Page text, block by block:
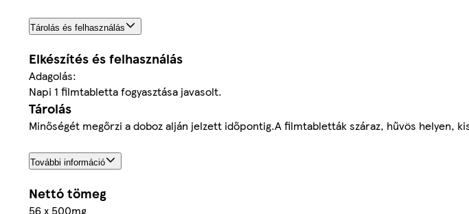
Tárolás és felhasználás
Elkészítés és felhasználás
Adagolás:
Napi 1 filmtabletta fogyasztása javasolt.
Tárolás
Minőségét megőrzi a doboz alján jelzett időpontig.A filmtabletták száraz, hűvös helyen,
További információ
Nettó tömeg
56 x 500mg